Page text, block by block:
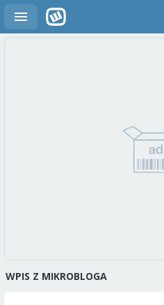
WPIS Z MIKROBLOGA